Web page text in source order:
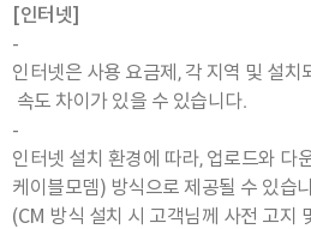
[인터넷]
-
인터넷은 사용 요금제, 각 지역 및 설
속도 차이가 있을 수 있습니다.
-
인터넷 설치 환경에 따라, 업로드와 다
케이블모뎀) 방식으로 제공될 수 있습
(CM 방식 설치 시 고객님께 사전 고지